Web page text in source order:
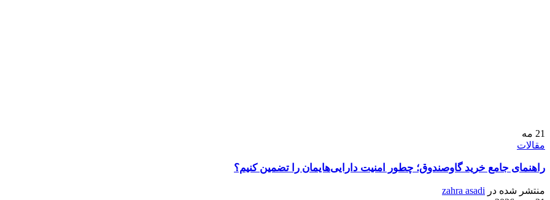
21 مه
مقالات
راهنمای جامع خرید گاوصندوق؛ چطور امنیت دارایی‌هایمان را تضمین کنیم؟
منتشر شده در zahra asadi